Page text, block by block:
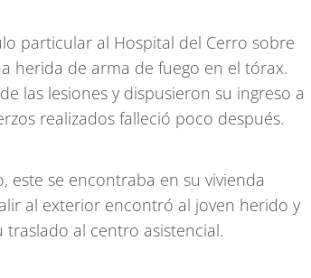
particular al Hospital del Cerro sobre
herida de arma de fuego en el tórax.
las lesiones y dispusieron su ingreso a
realizados falleció poco después.
este se encontraba en su vivienda
al exterior encontró al joven herido y
al centro asistencial.